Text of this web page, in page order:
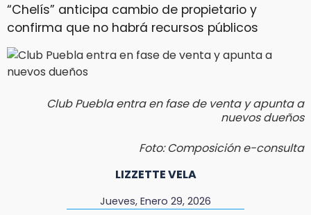
“Chelís” anticipa cambio de propietario y
confirma que no habrá recursos públicos
Club Puebla entra en fase de venta y apunta a
nuevos dueños
Foto: Composición e-consulta
LIZZETTE VELA
Jueves, Enero 29, 2026